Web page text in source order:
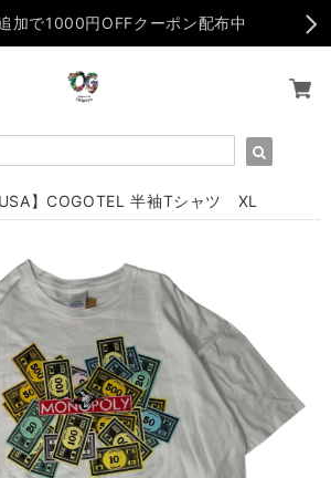
加で1000円OFFクーポン配布中
】COGOTEL 半袖Tシャツ XL